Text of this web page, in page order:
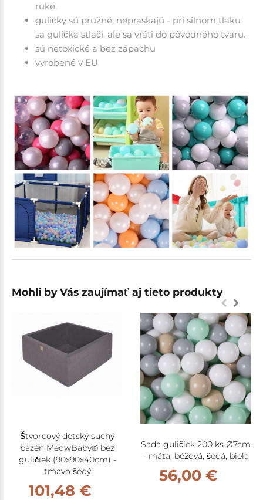
ruke.
guličky sú pružné, nepraskajú - pri silnom tlaku
sa gulička stlačí, ale sa vráti do pôvodného tvaru.
sú netoxické a bez zápachu
vyrobené v EU
Mohli by Vás zaujímať aj tieto produkty
Štvorcový detský suchý
bazén MeowBaby® bez
guličiek (90x90x40cm) -
tmavo šedý
101,48 €
Sada guličiek 200 ks Ø7cm
- mäta, béžová, šedá, biela
56,00 €